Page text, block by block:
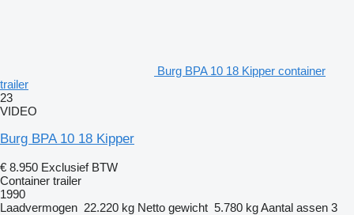
Burg BPA 10 18 Kipper container
trailer
23
VIDEO
Burg BPA 10 18 Kipper
€ 8.950 Exclusief BTW
Container trailer
1990
Laadvermogen 22.220 kg Netto gewicht 5.780 kgAantal assen 3